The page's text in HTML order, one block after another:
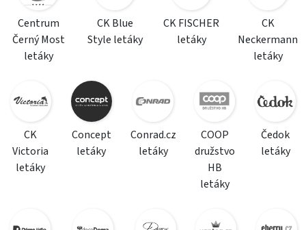
Centrum
Černý Most
letáky
CK Blue
Style letáky
CK FISCHER
letáky
CK
Neckermann
letáky
CK
Victoria
letáky
Concept
letáky
Conrad.cz
letáky
COOP
družstvo
HB
letáky
Čedok
letáky